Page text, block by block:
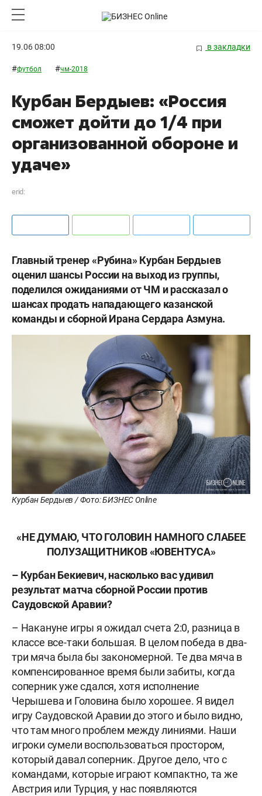
19.06 08:00 в закладки
#футбол #чм-2018
Курбан Бердыев: «Россия
сможет дойти до 1/4 при
организованной обороне и
удаче»
erid:
Главный тренер «Рубина» Курбан Бердыев
оценил шансы России на выход из группы,
поделился ожиданиями от ЧМ и рассказал о
шансах продать нападающего казанской
команды и сборной Ирана Сердара Азмуна.
Курбан Бердыев / Фото: БИЗНЕС Online
«НЕ ДУМАЮ, ЧТО ГОЛОВИН НАМНОГО СЛАБЕЕ
ПОЛУЗАЩИТНИКОВ «ЮВЕНТУСА»
– Курбан Бекиевич, насколько вас удивил
результат матча сборной России против
Саудовской Аравии?
– Накануне игры я ожидал счета 2:0, разница в
классе все-таки большая. В целом победа в два-
три мяча была бы закономерной. Те два мяча в
компенсированное время были забиты, когда
соперник уже сдался, хотя исполнение
Черышева и Головина было хорошее. Я видел
игру Саудовской Аравии до этого и было видно,
что там много проблем между линиями. Наши
игроки сумели воспользоваться простором,
который давал соперник. Другое дело, что с
командами, которые играют компактно, та же
Австрия или Турция, у нас появляются